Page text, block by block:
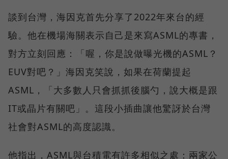
談到台灣，海因克首先分享了2022年來台的經
驗。他在機場海關表示自己是來寫ASML的專書，
對方立刻回應：「喔，你是說做曝光機的ASML？
EUV對吧？」海因克笑說，如果在荷蘭提起
ASML，「大多數人只會抓抓後腦勺，說大概是跟
IT或晶片有關吧」。這段小插曲讓他驚訝於台灣
社會對ASML的高度認識。
他指出，ASML與台積電有許多相似之處：兩家公